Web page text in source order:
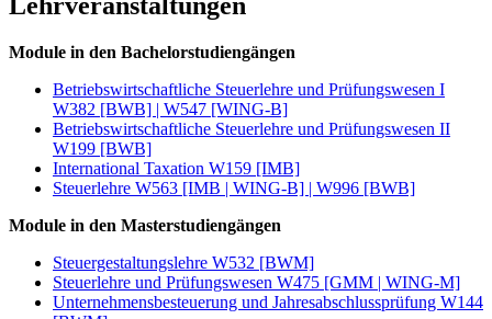
Lehrveranstaltungen
Module in den Bachelorstudiengängen
Betriebswirtschaftliche Steuerlehre und Prüfungswesen I
W382 [BWB] | W547 [WING-B]
Betriebswirtschaftliche Steuerlehre und Prüfungswesen II
W199 [BWB]
International Taxation W159 [IMB]
Steuerlehre W563 [IMB | WING-B] | W996 [BWB]
Module in den Masterstudiengängen
Steuergestaltungslehre W532 [BWM]
Steuerlehre und Prüfungswesen W475 [GMM | WING-M]
Unternehmensbesteuerung und Jahresabschlussprüfung W144